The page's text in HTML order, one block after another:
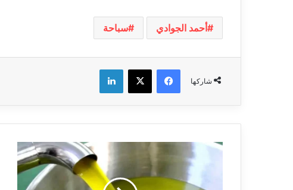
أحمد الجوادي سباحة
شاركها
فيسبوك ‫X لينكدإن
بلاغ
المشاركة